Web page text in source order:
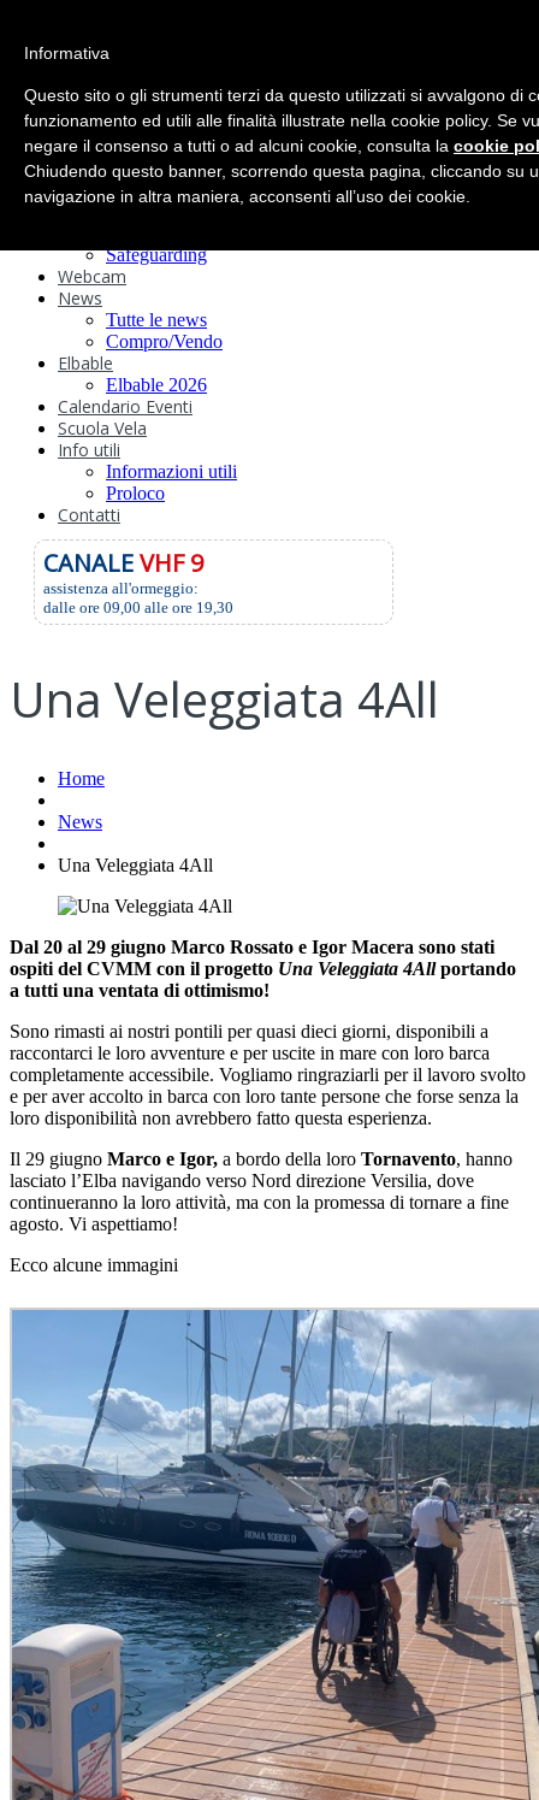
Circolo
Statuto e
Regolamenti
Storia
Ormeggi
Safeguarding
Webcam
News
Tutte le news
Compro/Vendo
Elbable
Elbable 2026
Calendario Eventi
Scuola Vela
Info utili
Informazioni utili
Proloco
Contatti
CANALEVHF 9
assistenza all'ormeggio:
dalle ore 09,00 alle ore 19,30
Una Veleggiata 4All
Home
News
Una Veleggiata 4All
Dal 20 al 29 giugno Marco Rossato e Igor Macera sono stati
ospiti del CVMM con il progetto Una Veleggiata 4Allportando
a tutti una ventata di ottimismo!
Sono rimasti ai nostri pontili per quasi dieci giorni, disponibili a
raccontarci le loro avventure e per uscite in mare con loro barca
completamente accessibile. Vogliamo ringraziarli per il lavoro svolto
e per aver accolto in barca con loro tante persone che forse senza la
loro disponibilità non avrebbero fatto questa esperienza.
Il 29 giugno Marco e Igor, a bordo della loro Tornavento, hanno
lasciato l’Elba navigando verso Nord direzione Versilia, dove
continueranno la loro attività, ma con la promessa di tornare a fine
agosto. Vi aspettiamo!
Ecco alcune immagini
Informativa
Questo sito o gli strumenti terzi da questo utilizzati si avvalgono di
funzionamento ed utili alle finalità illustrate nella cookie policy. Se
negare il consenso a tutti o ad alcuni cookie, consulta la cookie
Chiudendo questo banner, scorrendo questa pagina, cliccando su
navigazione in altra maniera, acconsenti all’uso dei cookie.